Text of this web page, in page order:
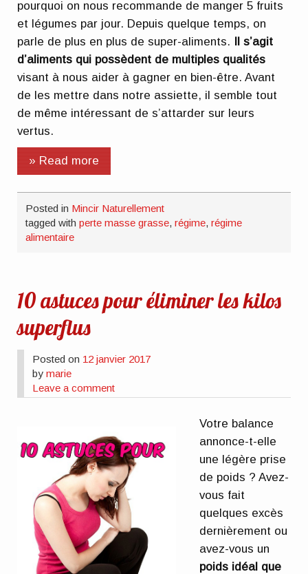
pourquoi on nous recommande de manger 5 fruits
et légumes par jour. Depuis quelque temps, on
parle de plus en plus de super-aliments.
Il s’agit
d’aliments qui possèdent de multiples qualités
visant à nous aider à gagner en bien-être. Avant
de les mettre dans notre assiette, il semble tout
de même intéressant de s’attarder sur leurs
vertus.
» Read more
Posted in Mincir Naturellement
tagged withperte masse grasse,régime,régime
alimentaire
10 astuces pour éliminer les kilos
superflus
Posted on 12 janvier 2017
bymarie
Leave a comment
Votre balance
annonce-t-elle
une légère prise
de poids ? Avez-
vous fait
quelques excès
dernièrement ou
avez-vous un
poids idéal que